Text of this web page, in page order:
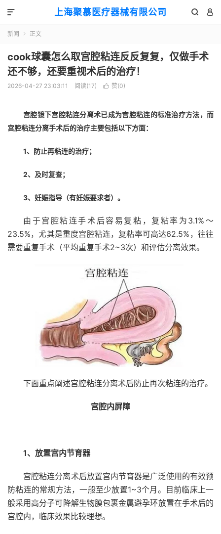
上海聚慕医疗器械有限公司  

新闻  正文
cook球囊怎么取宫腔粘连反反复复，仅做手术
还不够，还要重视术后的治疗！
2026-04-27 23:03:11 阅读(17)  赞(0)
宫腔镜下宫腔粘连分离术已成为宫腔粘连的标准治疗方法，而
宫腔粘连分离手术后的治疗主要包括以下方面：
1、防止再粘连的治疗；
2、及时复查；
3、妊娠指导（有妊娠要求者）。
由于宫腔粘连手术后容易复粘，复粘率为3.1%～
23.5%，尤其是重度宫腔粘连，复粘率可高达62.5%，往往
需要重复手术（平均重复手术2~3次）和评估分离效果。
下面重点阐述宫腔粘连分离术后防止再次粘连的治疗。
宫腔内屏障
1、放置宫内节育器
宫腔粘连分离术后放置宫内节育器是广泛使用的有效预
防粘连的常规方法，一般至少放置1~3个月。目前临床上一
般采用高分子可降解生物膜包裹金属避孕环放置在手术后的
宫腔内，临床效果比较理想。